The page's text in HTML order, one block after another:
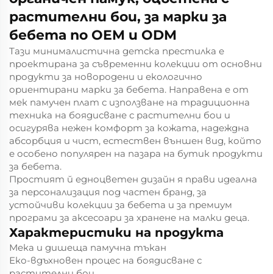
растителни бои, за марки за
бебета по OEM и ODM
Тази минималистична детска престилка е
проектирана за съвременни колекции от основни
продукти за новородени и екологично
ориентирани марки за бебета. Направена е от
мек памучен плат с използване на традиционна
техника на боядисване с растителни бои и
осигурява нежен комфорт за кожата, надеждна
абсорбция и чист, естествен външен вид, който
е особено популярен на пазара на бутик продукти
за бебета.
Простият й едноцветен дизайн я прави идеална
за персонализация под частен бранд, за
устойчиви колекции за бебета и за премиум
програми за аксесоари за хранене на малки деца.
Характеристики на продукта
Мека и дишеща памучна тъкан
Еко-вдъхновен процес на боядисване с